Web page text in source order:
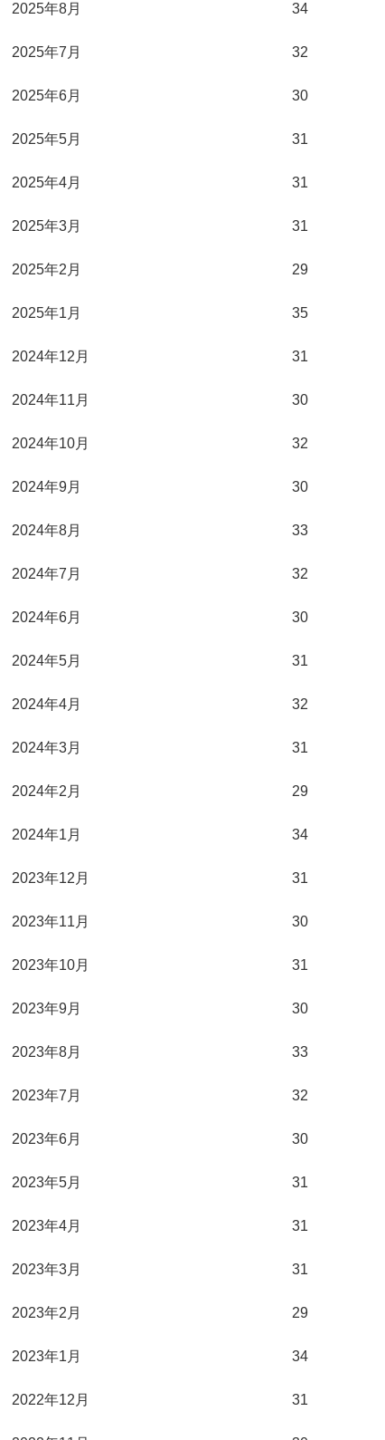
2025年8月 34
2025年7月 32
2025年6月 30
2025年5月 31
2025年4月 31
2025年3月 31
2025年2月 29
2025年1月 35
2024年12月 31
2024年11月 30
2024年10月 32
2024年9月 30
2024年8月 33
2024年7月 32
2024年6月 30
2024年5月 31
2024年4月 32
2024年3月 31
2024年2月 29
2024年1月 34
2023年12月 31
2023年11月 30
2023年10月 31
2023年9月 30
2023年8月 33
2023年7月 32
2023年6月 30
2023年5月 31
2023年4月 31
2023年3月 31
2023年2月 29
2023年1月 34
2022年12月 31